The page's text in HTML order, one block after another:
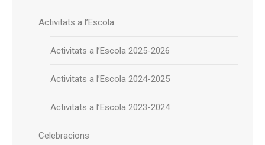
Activitats a l’Escola
Activitats a l’Escola 2025-2026
Activitats a l’Escola 2024-2025
Activitats a l’Escola 2023-2024
Celebracions